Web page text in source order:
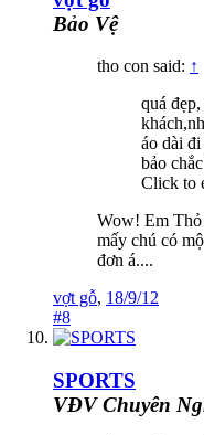
Bảo Vệ
tho con said: ↑
quá
áo dài
bảo
Click to
Wow! Em Thỏ
mấy chú có
đơn á....
vợt gỗ, 18/9/12
#8
SPORTS
VĐV Chuyên